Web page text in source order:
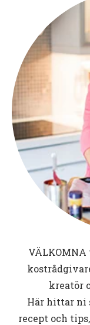
kreatör
Här hittar ni
recept och